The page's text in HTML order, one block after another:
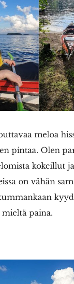
meloa
pintaa. Olen
kokeillut
on vähän
paina.